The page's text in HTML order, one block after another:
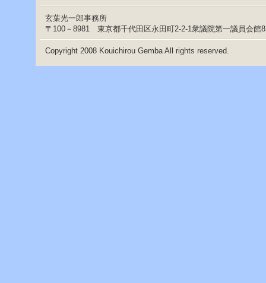
玄葉光一郎事務所
〒100－8981 東京都千代田区永田町2-2-1衆議院第一議員会
Copyright 2008 Kouichirou Gemba All rights reserved.